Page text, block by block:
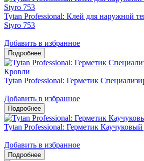
Tytan Professional: Клей для наружной
Styro 753
Добавить в избранное
Tytan Professional: Герметик
Добавить в избранное
Tytan Professional: Герметик
Добавить в избранное